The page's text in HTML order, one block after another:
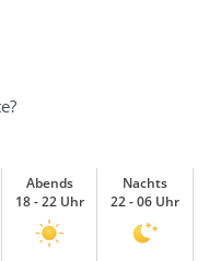
Abends
18 - 22 Uhr
Nachts
22 - 06 Uhr